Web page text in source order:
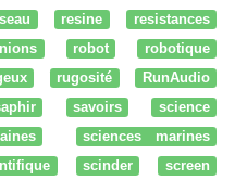
resine
resistances
robot
robotique
rugosité
RunAudio
savoirs
science
sciences marines
scinder
screen